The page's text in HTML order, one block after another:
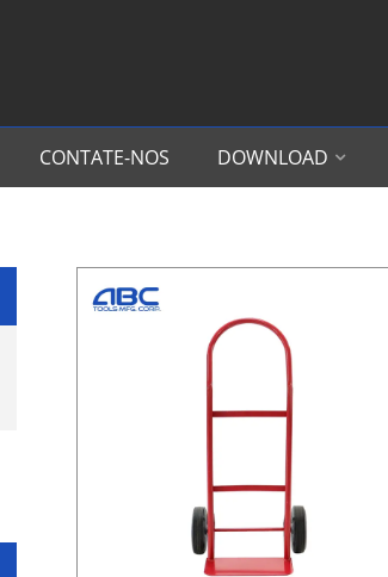
CONTATE-NOS DOWNLOAD